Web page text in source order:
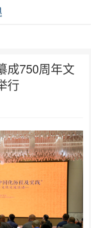
成750周年文
行